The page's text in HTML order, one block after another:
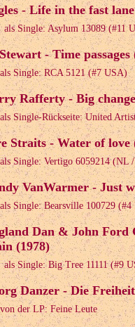
- Life in the fast
als Single: Asylum 13089 (#11
- Time passages
als Single: RCA 5121 (#7 USA)
Rafferty - Big
als Single-Rückseite: United
Straits - Water of love
als Single: Vertigo 6059214 (NL
VanWarmer - Just
als Single: Bearsville 100729
Dan & John Ford
(1978)
als Single: Big Tree 11111 (#9
Danzer - Die
von der LP: Feine Leute